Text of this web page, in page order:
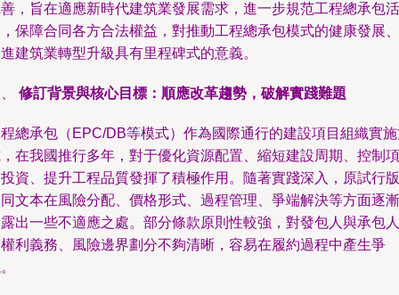
，旨在適應新時代建筑業發展需求，進一步規范工程總承包活
保障合同各方合法權益，對推動工程總承包模式的健康發展、
建筑業轉型升級具有里程碑式的意義。
修訂背景與核心目標：順應改革趨勢，破解實踐難題
總承包（EPC/DB等模式）作為國際通行的建設項目組織實
在我國推行多年，對于優化資源配置、縮短建設周期、控制項
資、提升工程品質發揮了積極作用。隨著實踐深入，原試行版
文本在風險分配、價格形式、過程管理、爭端解決等方面逐漸
出一些不適應之處。部分條款原則性較強，對發包人與承包人
利義務、風險邊界劃分不夠清晰，容易在履約過程中產生爭